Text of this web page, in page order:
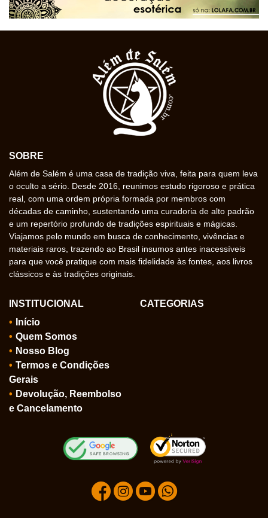
SOBRE
Além de Salém é uma casa de tradição viva, feita para quem leva
o oculto a sério. Desde 2016, reunimos estudo rigoroso e prática
real, com uma ordem própria formada por membros com
décadas de caminho, sustentando uma curadoria de alto padrão
e um repertório profundo de tradições espirituais e mágicas.
Viajamos pelo mundo em busca de conhecimento, vivências e
materiais raros, trazendo ao Brasil insumos antes inacessíveis
para que você pratique com mais fidelidade às fontes, aos livros
clássicos e às tradições originais.
INSTITUCIONAL
Início
Quem Somos
Nosso Blog
Termos e Condições
Gerais
Devolução, Reembolso
e Cancelamento
CATEGORIAS